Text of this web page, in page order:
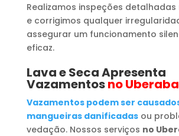
Realizamos inspeções detalhadas
e corrigimos qualquer
assegurar um funcionamento
eficaz.
Lava e Seca Apresenta
Vazamentosno Uberaba
Vazamentos podem ser
mangueiras danificadas ou
vedação. Nossos serviços no